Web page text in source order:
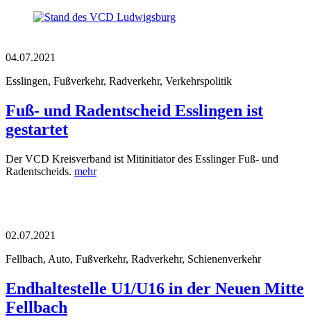
04.07.2021
Esslingen, Fußverkehr, Radverkehr, Verkehrspolitik
Fuß- und Radentscheid Esslingen ist
gestartet
Der VCD Kreisverband ist Mitinitiator des Esslinger Fuß- und
Radentscheids. mehr
02.07.2021
Fellbach, Auto, Fußverkehr, Radverkehr, Schienenverkehr
Endhaltestelle U1/U16 in der Neuen Mitte
Fellbach